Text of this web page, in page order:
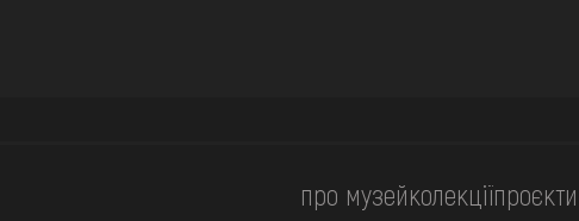
про музейколекціїпроєкти